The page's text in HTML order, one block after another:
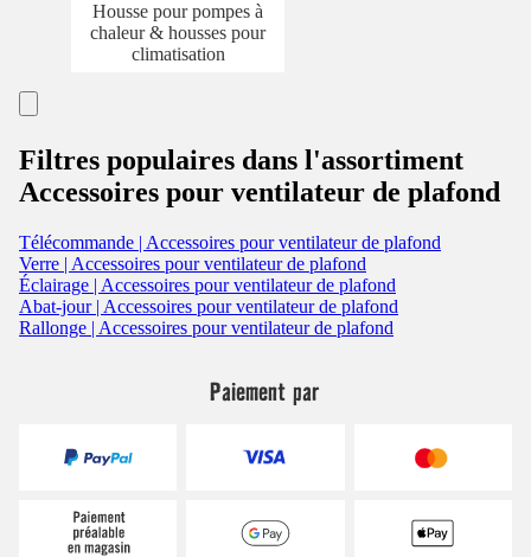
Housse pour pompes à
chaleur & housses pour
climatisation
Filtres populaires dans l'assortiment
Accessoires pour ventilateur de plafond
Télécommande | Accessoires pour ventilateur de plafond
Verre | Accessoires pour ventilateur de plafond
Éclairage | Accessoires pour ventilateur de plafond
Abat-jour | Accessoires pour ventilateur de plafond
Rallonge | Accessoires pour ventilateur de plafond
Paiement par